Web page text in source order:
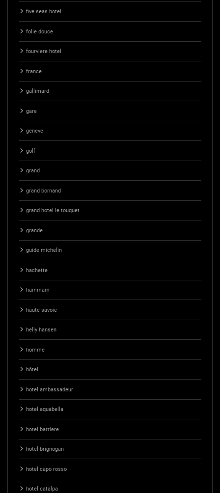
five seas hotel
folie douce
fourviere hotel
france
gallimard
gare
geneve
golf
grand
grand bornand
grand hotel le touquet
grande
guide michelin
hachette
hammam
haute savoie
helly hansen
homme
hôtel
hotel ambassadeur
hotel aquabella
hotel barriere
hotel brignogan
hotel capo rosso
hotel catalpa